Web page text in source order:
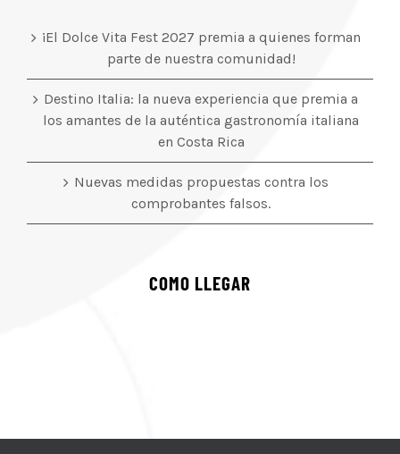
¡El Dolce Vita Fest 2027 premia a quienes forman
parte de nuestra comunidad!
Destino Italia: la nueva experiencia que premia a
los amantes de la auténtica gastronomía italiana
en Costa Rica
Nuevas medidas propuestas contra los
comprobantes falsos.
COMO LLEGAR